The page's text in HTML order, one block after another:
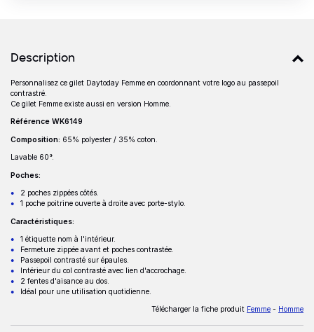
Détails produits
Description
Description
Personnalisez ce gilet Daytoday Femme en coordonnant votre logo au passepoil
contrastré.
Ce gilet Femme existe aussi en version Homme.
Référence WK6149
Composition: 65% polyester / 35% coton.
Lavable 60°.
Poches:
2 poches zippées côtés.
1 poche poitrine ouverte à droite avec porte-stylo.
Caractéristiques:
1 étiquette nom à l'intérieur.
Fermeture zippée avant et poches contrastée.
Passepoil contrasté sur épaules.
Intérieur du col contrasté avec lien d'accrochage.
2 fentes d'aisance au dos.
Idéal pour une utilisation quotidienne.
Télécharger la fiche produit Femme - Homme